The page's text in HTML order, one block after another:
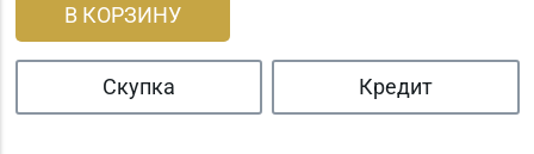
В КОРЗИНУ
Скупка Кредит